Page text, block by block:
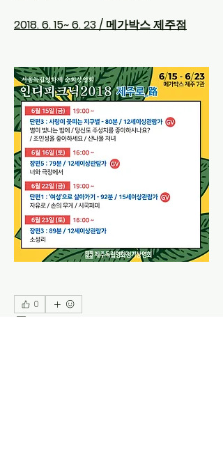
2018. 6. 15~ 6. 23 / 메가박스 제주점
0